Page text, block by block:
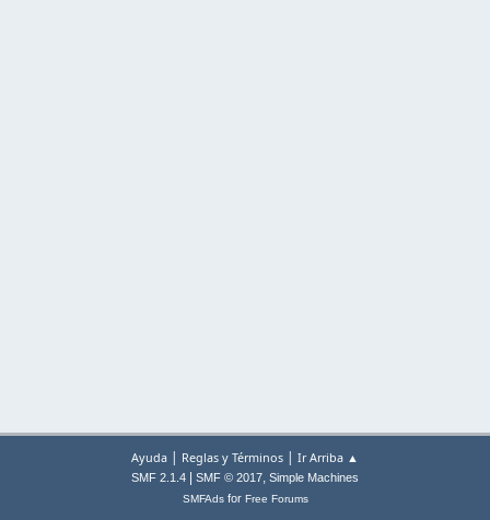
Ayuda | Reglas y Términos | Ir Arriba ▲
SMF 2.1.4 SMF © 2017, Simple Machines
SMFAdsfor Free Forums